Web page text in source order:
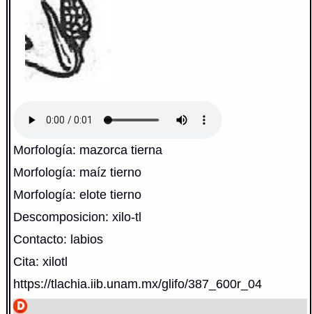
Morfología: mazorca tierna
Morfología: maíz tierno
Morfología: elote tierno
Descomposicion: xilo-tl
Contacto: labios
Cita: xilotl
https://tlachia.iib.unam.mx/glifo/387_600r_04